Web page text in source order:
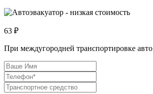
63 ₽
При междугородней транспортировке авто